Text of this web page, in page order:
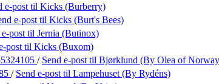
e-post til Kicks (Burberry)
e-post til Kicks (Burt's Bees)
e-post til Jernia (Butinox)
post til Kicks (Buxom)
/ Send e-post til Bjørklund (By Olea of
/ Send e-post til Lampehuset (By Rydéns)